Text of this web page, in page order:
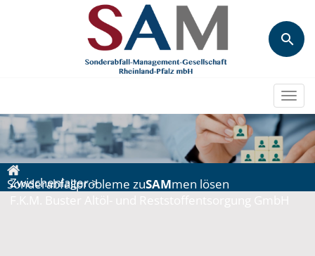
Zwischenlager>
Sonderabfallprobleme zuSAMmen lösen